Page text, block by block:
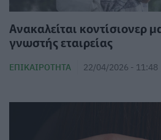
Ανακαλείται κοντίσιονερ
γνωστής εταιρείας
ΕΠΙΚΑΙΡΌΤΗΤΑ 22/04/2026 - 11:48